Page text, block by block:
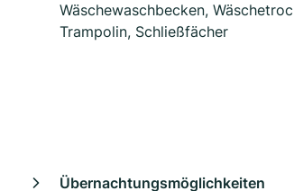
Wäschewaschbecken,
Trampolin, Schließfächer
Übernachtungsmöglichkeiten